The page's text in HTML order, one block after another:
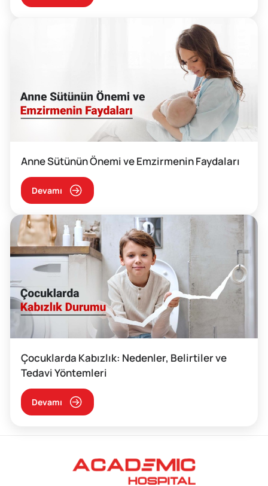
Anne Sütünün Önemi ve Emzirmenin Faydaları
Devamı
Çocuklarda Kabızlık: Nedenler, Belirtiler ve
Tedavi Yöntemleri
Devamı